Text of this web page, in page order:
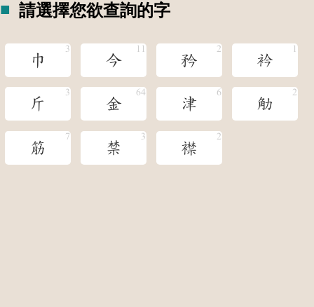
請選擇您欲查詢的字
巾 今 矜 衿
斤 金 津 觔
筋 禁 襟